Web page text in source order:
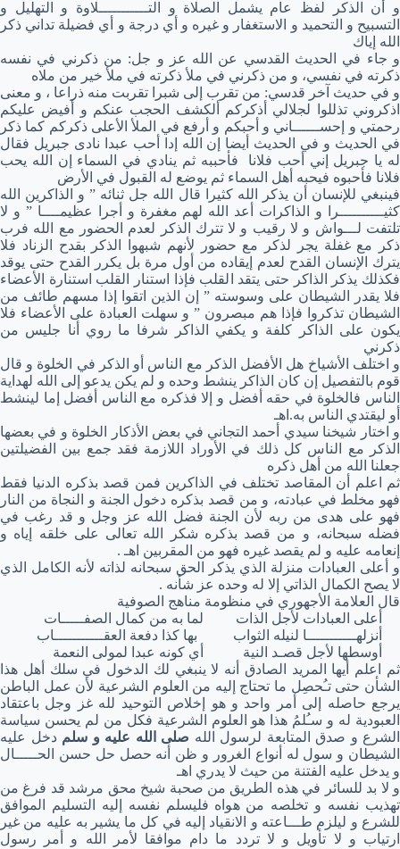
و أن الذكر لفظ عام يشمل الصلاة و التـــــــــــلاوة و التهليل و
التسبيح و التحميد و الاستغفار و غيره و أي درجة و أي فضيلة تداني ذكر
الله إياك
و جاء في الحديث القدسي عن الله عز و جل: من ذكرني في نفسه
ذكرته في نفسي، و من ذكرني في ملأ ذكرته في ملأ خير من ملاه
و في حديث آخر قدسي: من تقرب إلى شبرا تقربت منه ذراعا ، و معنى
اذكروني تذللوا لجلالي أذكركم ألكشف الحجب عنكم و أفيض عليكم
رحمتي و إحســــــاني و أحبكم و أرفع في الملأ الأعلى ذكركم كما ذكر
في الحديث و في الحديث أيضا إن الله إدا أحب عبدا نادى جبريل فقال
له يا جبريل إني أحب فلانا فأحببه ثم ينادي في السماء إن الله يحب
فلانا فأحبوه فيحبه أهل السماء ثم يوضع له القبول في الأرض
فينبغي للإنسان أن يذكر الله كثيرا قال الله جل ثنائه ” و الذاكرين الله
كثيــــــــــرا و الذاكرات أعد الله لهم مغفرة و أجرا عظيمــــا ” و لا
تلتفت لـــواش و لا رقيب و لا تترك الذكر لعدم الحضور مع الله فرب
ذكر مع غفلة يجر لذكر مع حضور لأنهم شبهوا الذكر بقدح الزناد فلا
يترك الإنسان القدح لعدم إيقاده من أول مرة بل يكرر القدح حتى يوقد
فكذلك يذكر الذاكر حتى يتقد القلب فإذا استنار القلب استنارة الأعضاء
فلا يقدر الشيطان على وسوسته ” إن الذين اتقوا إذا مسهم طائف من
الشيطان تذكروا فإذا هم مبصرون ” و سهلت العبادة على الأعضاء فلا
يكون على الذاكر كلفة و يكفي الذاكر شرفا ما روي أنا جليس من
ذكرني
و اختلف الأشياخ هل الأفضل الذكر مع الناس أو الذكر في الخلوة و قال
قوم بالتفصيل إن كان الذاكر ينشط وحده و لم يكن يدعو إلى الله لهداية
الناس فالخلوة في حقه أفضل و إلا فذكره مع الناس أفضل إما لينشط
أو ليقتدي الناس به.اهـ
و اختار شيخنا سيدي أحمد التجاني في بعض الأذكار الخلوة و في بعضها
الذكر مع الناس كل ذلك في الأوراد اللازمة فقد جمع بين الفضيلتين
جعلنا الله من أهل ذكره
ثم اعلم أن المقاصد تختلف في الذاكرين فمن قصد بذكره الدنيا فقط
فهو مخلط في عبادته، و من قصد بذكره دخول الجنة و النجاة من النار
فهو على هدى من ربه لأن الجنة فضل الله عز وجل و قد رغب في
فضله سبحانه، و من قصد بذكره شكر الله تعالى على خلقه إياه و
إنعامه عليه و لم يقصد غيره فهو من المقربين اهـ .
و أعلى العبادات منزلة الذي يذكر الحق سبحانه لذاته لأنه الكامل الذي
لا يصح الكمال الذاتي إلا له وحده عز شأنه .
قال العلامة الأجهوري في منظومة مناهج الصوفية
أعلى العبادات لأجل الذات لما به من كمال الصفـــــات
أنزلهـــــــــــا لنيله الثواب بها كذا دفعة العقـــــــــــاب
أوسطها لأجل قصـد النية أي كونه عبدا لمولى النعمة
ثم اعلم أيها المريد الصادق أنه لا ينبغي لك الدخول في سلك أهل هذا
الشأن حتى تـُحصِل ما تحتاج إليه من العلوم الشرعية لأن عمل الباطن
يرجع حاصله إلى أمر واحد و هو إخلاص التوحيد لله غز وجل باعتقاد
العبودية له و سـُلمُ هذا هو العلوم الشرعية فكل من لم يحسن سياسة
الشرع و صدق المتابعة لرسول الله صلى الله عليه و سلمدخل عليه
الشيطان و سول له أنواع الغرور و ظن أنه حصل حل حسن الحـــــال
و يدخل عليه الفتنة من حيث لا يدري اهـ
و لا بد للسائر في هذه الطريق من صحبة شيخ محق مرشد قد فرغ من
تهذيب نفسه و تخلصه من هواه فليسلم نفسه إليه التسليم الموافق
للشرع و ليلزم طـــاعته و الانقياد إليه في كل ما يشير به عليه من غير
ارتياب و لا تأويل و لا تردد ما دام موافقا لأمر الله و أمر رسول